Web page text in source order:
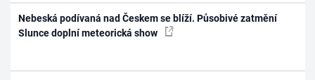
Nebeská podívaná nad Českem se blíží. Působivé zatmění
Slunce doplní meteorická show